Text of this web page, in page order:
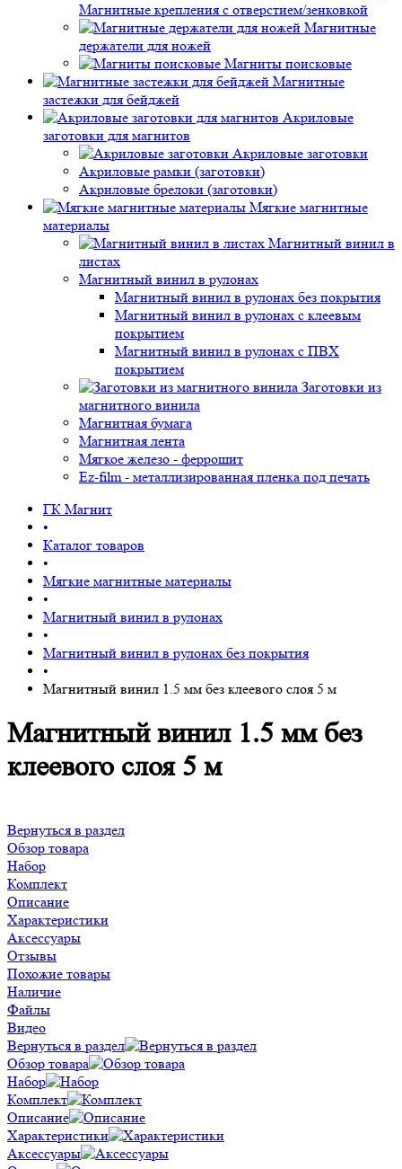
Магнитные крепления с отверстием/зенковкой
Магнитные
держатели для ножей
Магниты поисковые
Магнитные
застежки для бейджей
Акриловые
заготовки для магнитов
Акриловые заготовки
Акриловые рамки (заготовки)
Акриловые брелоки (заготовки)
Мягкие магнитные
материалы
Магнитный винил в
листах
Магнитный винил в рулонах
Магнитный винил в рулонах без покрытия
Магнитный винил в рулонах с клеевым
покрытием
Магнитный винил в рулонах с ПВХ
покрытием
Заготовки из
магнитного винила
Магнитная бумага
Магнитная лента
Мягкое железо - феррошит
Ez-film - металлизированная пленка под печать
ГК Магнит
•
Каталог товаров
•
Мягкие магнитные материалы
•
Магнитный винил в рулонах
•
Магнитный винил в рулонах без покрытия
•
Магнитный винил 1.5 мм без клеевого слоя 5 м
Магнитный винил 1.5 мм без
клеевого слоя 5 м
Вернуться в раздел
Обзор товара
Набор
Комплект
Описание
Характеристики
Аксессуары
Отзывы
Похожие товары
Наличие
Файлы
Видео
Вернуться в раздел
Обзор товара
Набор
Комплект
Описание
Характеристики
Аксессуары